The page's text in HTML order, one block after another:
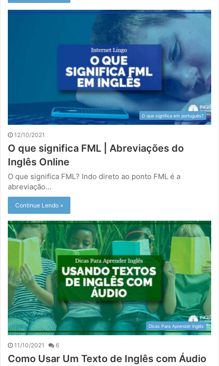
O que significa em português?
12/10/2021
O que significa FML | Abreviações do
Inglês Online
O que significa FML? Indo direto ao ponto FML é a
abreviação…
Continue Lendo »
Dicas Para Aprender Inglês
11/10/2021 6
Como Usar Um Texto de Inglês com Áudio